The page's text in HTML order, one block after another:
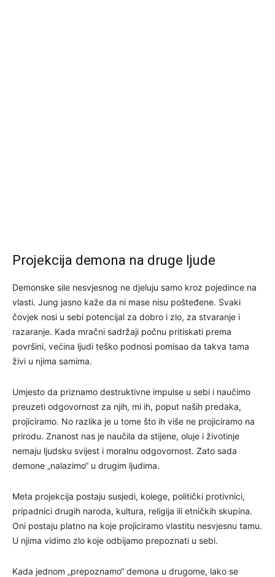
Projekcija demona na druge ljude
Demonske sile nesvjesnog ne djeluju samo kroz pojedince na
vlasti. Jung jasno kaže da ni mase nisu pošteđene. Svaki
čovjek nosi u sebi potencijal za dobro i zlo, za stvaranje i
razaranje. Kada mračni sadržaji počnu pritiskati prema
površini, većina ljudi teško podnosi pomisao da takva tama
živi u njima samima.
Umjesto da priznamo destruktivne impulse u sebi i naučimo
preuzeti odgovornost za njih, mi ih, poput naših predaka,
projiciramo. No razlika je u tome što ih više ne projiciramo na
prirodu. Znanost nas je naučila da stijene, oluje i životinje
nemaju ljudsku svijest i moralnu odgovornost. Zato sada
demone „nalazimo“ u drugim ljudima.
Meta projekcija postaju susjedi, kolege, politički protivnici,
pripadnici drugih naroda, kultura, religija ili etničkih skupina.
Oni postaju platno na koje projiciramo vlastitu nesvjesnu tamu.
U njima vidimo zlo koje odbijamo prepoznati u sebi.
Kada jednom „prepoznamo“ demona u drugome, lako se